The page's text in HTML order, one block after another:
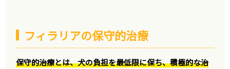
フィラリアの保守的治療
保守的治療とは、犬の負担を最低限に保ち、積極的な治